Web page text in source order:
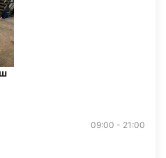
09:00 - 21:00